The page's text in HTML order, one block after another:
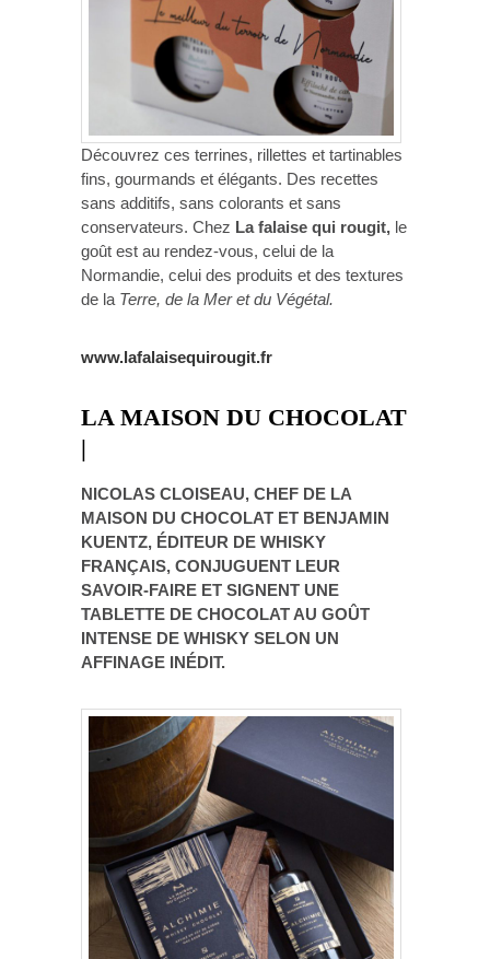
Découvrez ces terrines, rillettes et tartinables
fins, gourmands et élégants. Des recettes
sans additifs, sans colorants et sans
conservateurs. Chez La falaise qui rougit, le
goût est au rendez-vous, celui de la
Normandie, celui des produits et des textures
de la Terre, de la Mer et du Végétal.
www.lafalaisequirougit.fr
LA MAISON DU CHOCOLAT
|
NICOLAS CLOISEAU, CHEF DE LA
MAISON DU CHOCOLAT ET BENJAMIN
KUENTZ, ÉDITEUR DE WHISKY
FRANÇAIS, CONJUGUENT LEUR
SAVOIR-FAIRE ET SIGNENT UNE
TABLETTE DE CHOCOLAT AU GOÛT
INTENSE DE WHISKY SELON UN
AFFINAGE INÉDIT.